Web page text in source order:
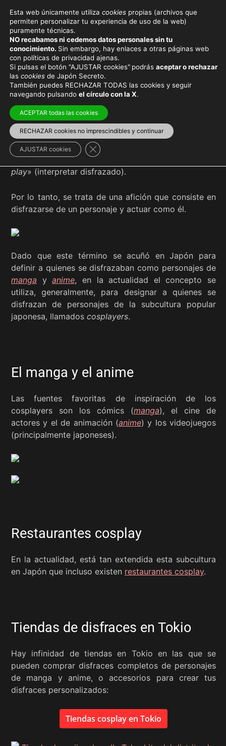
COSPLAY
Viaja con el mejor seguro y
El término japonéscosplay
una contracción del término anglosajón «
play» (interpretar disfrazado).
Por lo tanto, se trata de una afición que consiste en
disfrazarse de un personaje y actuar como él.
Dado que este término se acuñó en Japón para
definir a quienes se disfrazaban como personajes de
manga yanime, en la actualidad el concepto se
utiliza, generalmente, para designar a quienes se
disfrazan de personajes de la subcultura popular
japonesa, llamados cosplayers.
El manga y el anime
Las fuentes favoritas de inspiración de los
cosplayers son los cómics (manga), el cine de
actores y el de animación (anime) y los videojuegos
(principalmente japoneses).
Restaurantes cosplay
En la actualidad, está tan extendida esta subcultura
en Japón que incluso existen restaurantes cosplay.
Tiendas de disfraces en Tokio
Hay infinidad de tiendas en Tokio en las que se
pueden comprar disfraces completos de personajes
de manga y anime, o accesorios para crear tus
disfraces personalizados:
Tiendas cosplay en Tokio
Esta web únicamente utiliza cookies propias (archivos que
permiten personalizar tu experiencia de uso de la web)
puramente técnicas.
NO recabamos ni cedemos datos personales sin tu
conocimiento. Sin embargo, hay enlaces a otras páginas web
con políticas de privacidad ajenas.
Si pulsas el botón "AJUSTAR cookies" podrás aceptar o rechazar
las cookies de Japón Secreto.
También puedes RECHAZAR TODAS las cookies y seguir
navegando pulsando el círculo con la X.
ACEPTAR todas las cookies
RECHAZAR cookies no imprescindibles y continuar
AJUSTAR cookies Cerrar el banner de cookies RGPD